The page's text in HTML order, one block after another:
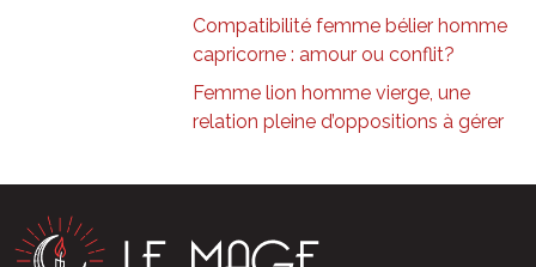
Compatibilité femme bélier homme
capricorne : amour ou conflit?
Femme lion homme vierge, une
relation pleine d’oppositions à gérer